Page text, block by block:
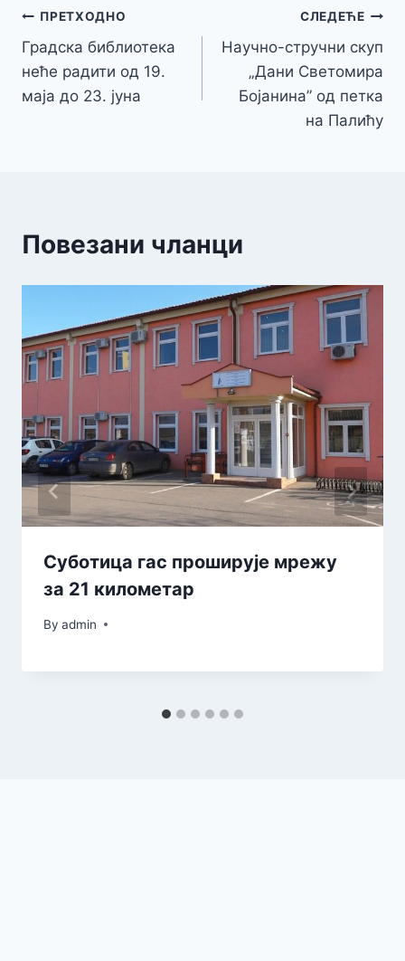
Кретање
чланка
ПРЕТХОДНО
Градска библиотека
неће радити од 19.
маја до 23. јуна
СЛЕДЕЋЕ
Научно-стручни скуп
„Дани Светомира
Бојанина” од петка
на Палићу
Повезани чланци
Суботица гас проширује мрежу
за 21 километар
By admin